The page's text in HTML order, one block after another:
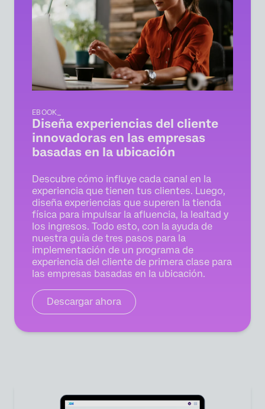
EBOOK_
Diseña experiencias del cliente
innovadoras en las empresas
basadas en la ubicación
Descubre cómo influye cada canal en la
experiencia que tienen tus clientes. Luego,
diseña experiencias que superen la tienda
física para impulsar la afluencia, la lealtad y
los ingresos. Todo esto, con la ayuda de
nuestra guía de tres pasos para la
implementación de un programa de
experiencia del cliente de primera clase para
las empresas basadas en la ubicación.
Descargar ahora